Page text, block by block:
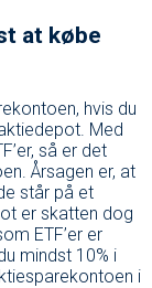
at købe
hvis du
Med
så er det
Årsagen er, at
står på et
er skatten dog
ETF’er er
mindst 10% i
i